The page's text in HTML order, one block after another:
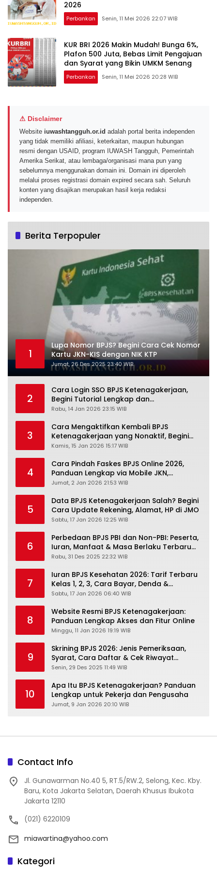
2026
Perbankan Senin, 11 Mei 2026 22:07 WIB
KUR BRI 2026 Makin Mudah! Bunga 6%,
Plafon 500 Juta, Bebas Limit Pengajuan
dan Syarat yang Bikin UMKM Senang
Perbankan Senin, 11 Mei 2026 20:28 WIB
⚠ Disclaimer
Website iuwashtangguh.or.id adalah portal berita independen
yang tidak memiliki afiliasi, keterkaitan, maupun hubungan
resmi dengan USAID, program IUWASH Tangguh, Pemerintah
Amerika Serikat, atau lembaga/organisasi mana pun yang
sebelumnya menggunakan domain ini. Domain ini diperoleh
melalui proses registrasi domain expired secara sah. Seluruh
konten yang disajikan merupakan hasil kerja redaksi
independen.
Berita Terpopuler
1
Lupa Nomor BPJS? Begini Cara Cek Nomor
Kartu JKN-KIS dengan NIK KTP
Jumat, 26 Des 2025 23:40 WIB
2
Cara Login SSO BPJS Ketenagakerjaan,
Begini Tutorial Lengkap dan
Pengertiannya
Rabu, 14 Jan 2026 23:15 WIB
3
Cara Mengaktifkan Kembali BPJS
Ketenagakerjaan yang Nonaktif, Begini
Panduan Lengkapnya
Kamis, 15 Jan 2026 15:17 WIB
4
Cara Pindah Faskes BPJS Online 2026,
Panduan Lengkap via Mobile JKN,
PANDAWA & Offiline Kantor Cabang
Jumat, 2 Jan 2026 21:53 WIB
5
Data BPJS Ketenagakerjaan Salah? Begini
Cara Update Rekening, Alamat, HP di JMO
Sabtu, 17 Jan 2026 12:25 WIB
6
Perbedaan BPJS PBI dan Non-PBI: Peserta,
Iuran, Manfaat & Masa Berlaku Terbaru
2026
Rabu, 31 Des 2025 22:32 WIB
7
Iuran BPJS Kesehatan 2026: Tarif Terbaru
Kelas 1, 2, 3, Cara Bayar, Denda &
Panduan Lengkap Peserta JKN-KIS
Sabtu, 17 Jan 2026 06:40 WIB
8
Website Resmi BPJS Ketenagakerjaan:
Panduan Lengkap Akses dan Fitur Online
Minggu, 11 Jan 2026 19:19 WIB
9
Skrining BPJS 2026: Jenis Pemeriksaan,
Syarat, Cara Daftar & Cek Riwayat
Kesehatan Gratis
Senin, 29 Des 2025 11:49 WIB
10
Apa Itu BPJS Ketenagakerjaan? Panduan
Lengkap untuk Pekerja dan Pengusaha
Jumat, 9 Jan 2026 20:10 WIB
Contact Info
Jl. Gunawarman No.40 5, RT.5/RW.2, Selong, Kec. Kby.
Baru, Kota Jakarta Selatan, Daerah Khusus Ibukota
Jakarta 12110
(021) 6220109
miawartina@yahoo.com
Kategori